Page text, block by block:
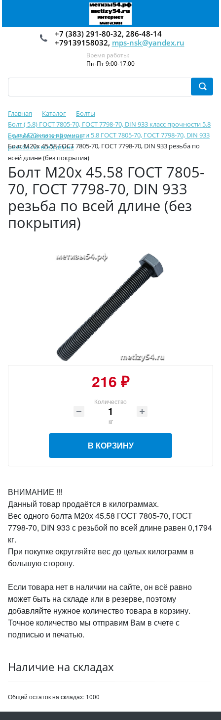
+7 (383) 291-80-32, 286-48-14
+79139158032, mps-nsk@yandex.ru
Время работы:
Пн-Пт 9:00-17:00
Главная Каталог
Болты
Болт ( 5.8) ГОСТ 7805-70, ГОСТ 7798-70, DIN 933 класс прочности 5.8
с резьбой по всей длине
Болт М20 класс прочности 5.8 ГОСТ 7805-70, ГОСТ 7798-70, DIN 933
резьба по всей длине
Болт М20х 45.58 ГОСТ 7805-70, ГОСТ 7798-70, DIN 933 резьба по
всей длине (без покрытия)
Болт М20х 45.58 ГОСТ 7805-
70, ГОСТ 7798-70, DIN 933
резьба по всей длине (без
покрытия)
216 ₽
Количество
кг
В КОРЗИНУ
ВНИМАНИЕ !!!
Данный товар продаётся в килограммах.
Вес одного болта М20х 45.58 ГОСТ 7805-70, ГОСТ
7798-70, DIN 933 с резьбой по всей длине равен 0,1794
кг.
При покупке округляйте вес до целых килограмм в
большую сторону.
Если товара нет в наличии на сайте, он всё равно
может быть на складе или в резерве, поэтому
добавляйте нужное количество товара в корзину.
Точное количество мы отправим Вам в счете с
подписью и печатью.
Наличие на складах
Общий остаток на складах: 1000